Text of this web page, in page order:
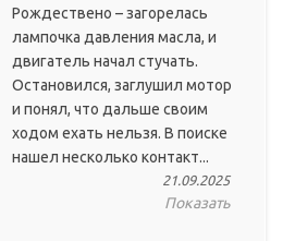
Рождествено – загорелась
лампочка давления масла, и
двигатель начал стучать.
Остановился, заглушил мотор
и понял, что дальше своим
ходом ехать нельзя. В поиске
нашел несколько контакт...
21.09.2025
Показать